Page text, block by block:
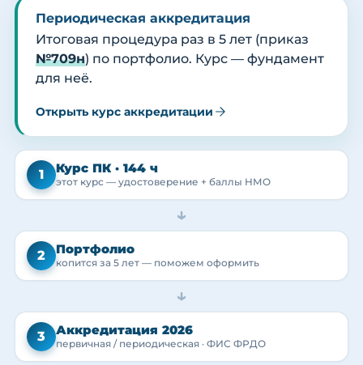
Периодическая аккредитация
Итоговая процедура раз в 5 лет (приказ
№709н) по портфолио. Курс — фундамент
для неё.
Открыть курс аккредитации
1 Курс ПК · 144 ч
этот курс — удостоверение + баллы НМО
→
2 Портфолио
копится за 5 лет — поможем оформить
→
3 Аккредитация 2026
первичная / периодическая · ФИС ФРДО